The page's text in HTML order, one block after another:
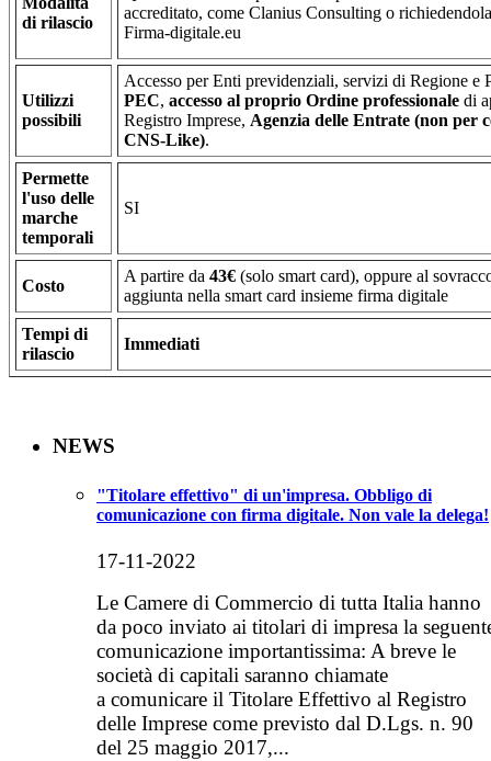
di rilascio
accreditato, come Clanius Consulting o
Firma-digitale.eu
Utilizzi
possibili
Accesso per Enti previdenziali, servizi di Regione e
PEC, accesso al proprio Ordine professionale di
Registro Imprese, Agenzia delle Entrate (non per
CNS-Like).
Permette
l'uso delle
marche
temporali
SI
Costo
A partire da 43€ (solo smart card), oppure al
aggiunta nella smart card insieme firma digitale
Tempi di
rilascio
Immediati
NEWS
"Titolare effettivo" di un'impresa. Obbligo di
comunicazione con firma digitale. Non vale la delega!
17-11-2022
Le Camere di Commercio di tutta Italia hanno
da poco inviato ai titolari di impresa la
comunicazione importantissima: A breve le
società di capitali saranno chiamate
a comunicare il Titolare Effettivo al Registro
delle Imprese come previsto dal D.Lgs. n. 90
del 25 maggio 2017,...